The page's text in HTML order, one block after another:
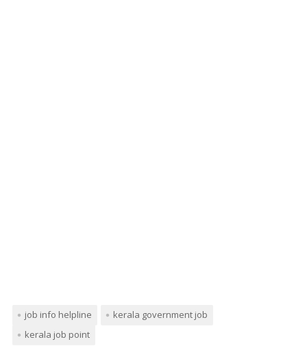
job info helpline
kerala government job
kerala job point